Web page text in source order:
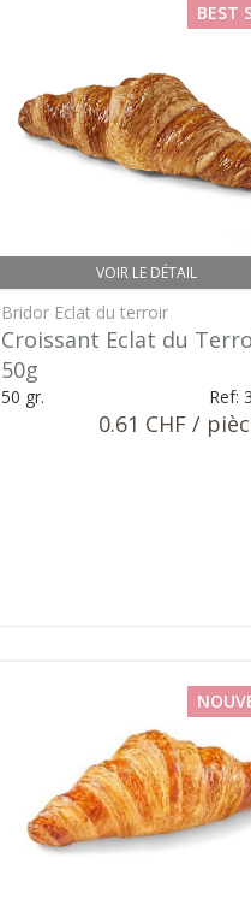
VOIR LE DÉTAIL
BEST
Bridor Eclat du terroir
Croissant Eclat du
50g
50 gr. Ref:
0.61 CHF /